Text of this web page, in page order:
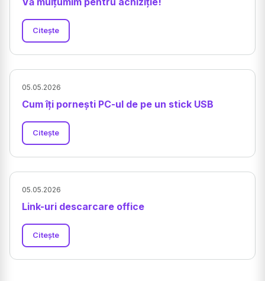
Citește
05.05.2026
Cum îți pornești PC-ul de pe un stick USB
Citește
05.05.2026
Link-uri descarcare office
Citește